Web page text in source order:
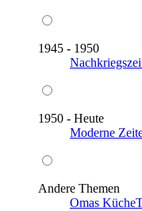
1945 - 1950
1950 - Heute
Moderne
Andere Themen
Omas Küche